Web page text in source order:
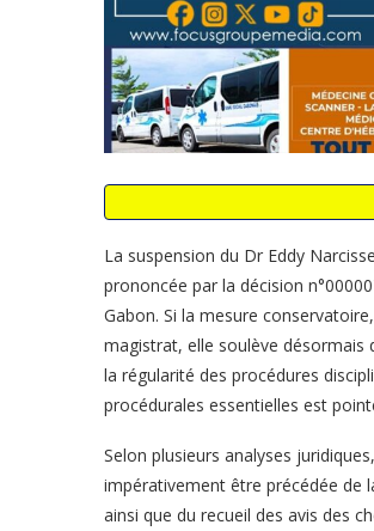
La suspension du Dr Eddy
prononcée par la décision
Gabon. Si la mesure
magistrat, elle soulève
la régularité des procédures
procédurales essentielles est
Selon plusieurs analyses
impérativement être précédée de
ainsi que du recueil des avis des